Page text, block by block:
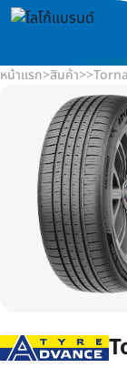
หน้าแรก>สินค้า>>